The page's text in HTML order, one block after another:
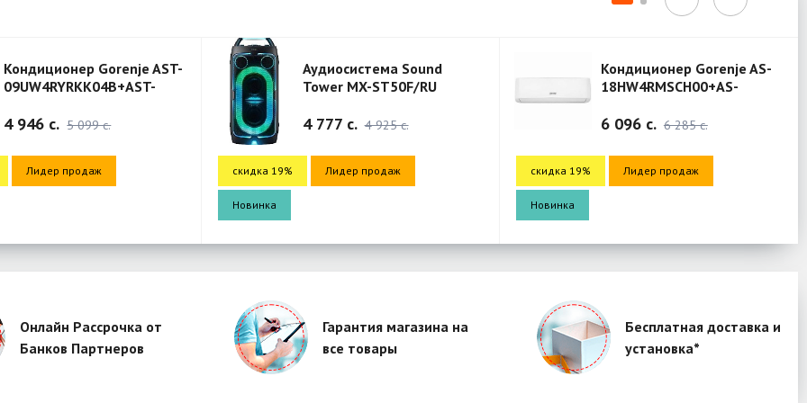
Gorenje AST-
c.
Аудиосистема Sound
Tower MX-ST50F/RU
4 777 c. 4 925 c.
Лидер продаж
Кондиционер Gorenje AS-
18HW4RMSCH00+AS-
18HW4RMSCH00 (Mercury)
6 285 c.
Лидер продаж
Онлайн Рассрочка от
Банков Партнеров
Гарантия магазина на
все товары
Бесплатная доставка и
установка*